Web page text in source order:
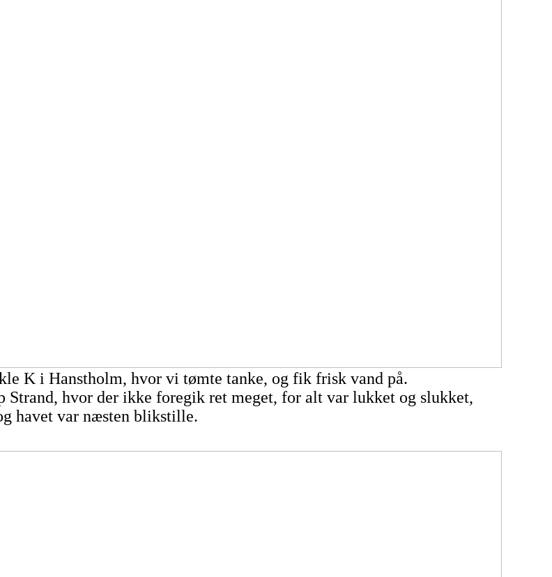
K i Hanstholm, hvor vi tømte tanke, og fik frisk vand på.
hvor der ikke foregik ret meget, for alt var lukket og slukket,
havet var næsten blikstille.